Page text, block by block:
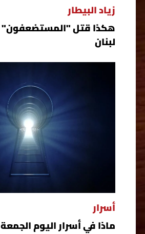
زياد البيطار
لبنان
أسرار
ماذا في أسرار اليوم الجمعة 07-08-2026؟